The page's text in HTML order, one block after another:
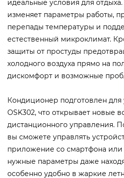
идеальные условия для
изменяет параметры работы,
перепады температуры и
естественный микроклимат.
защиты от простуды
холодного воздуха прямо на
дискомфорт и возможные
Кондиционер подготовлен для
OSK302, что открывает новые
дистанционного управления.
вы сможете управлять
приложение со смартфона или
нужные параметры даже
особенно удобно в жаркие